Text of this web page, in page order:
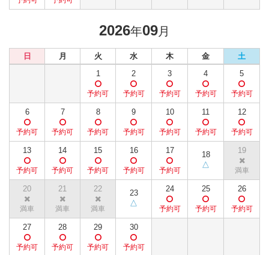
2026年09月
日 月 火 水 木 金
土
1
2 3 4 5
6 7 8 9 10 11 12
13 14 15 16 17 18 19
20 21 22 23 24 25 26
27 28 29 30